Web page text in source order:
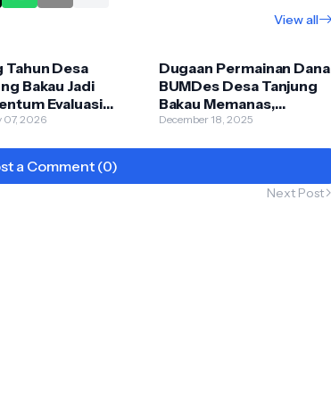
View all
Tahun Desa
Bakau Jadi
Evaluasi
Pembangunan
07, 2026
Dugaan Permainan Dana
BUMDes Desa Tanjung
Bakau Memanas,
Keterangan Kades–BPD
December 18, 2025
a Comment (0)
Next Post